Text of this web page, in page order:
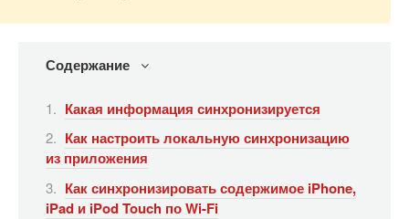
Содержание
Какая информация синхронизируется
Как настроить локальную синхронизацию
из приложения
Как синхронизировать содержимое iPhone,
iPad и iPod Touch по Wi-Fi